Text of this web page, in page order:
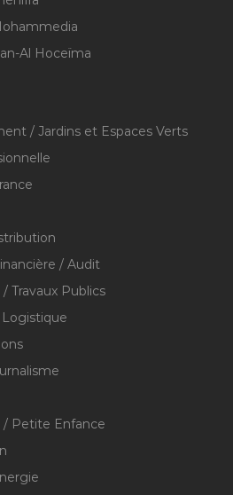
Al Hoceïma
/ Jardins et Espaces Verts
/ Audit
Travaux Publics
/ Petite Enfance